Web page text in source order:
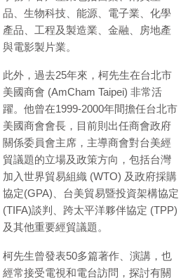
品、生物科技、能源、電子業、化學
產品、工程及製造業、金融、房地產
與電影製片業。
此外，過去25年來，柯先生在台北市
美國商會 (AmCham Taipei) 非常活
躍。他曾在1999-2000年間擔任台北市
美國商會會長，目前則出任商會政府
關係委員會主席，主導商會對台美經
貿議題的立場及政策方向，包括台灣
加入世界貿易組織 (WTO) 及政府採購
協定(GPA)、台美貿易暨投資架構協定
(TIFA)談判、跨太平洋夥伴協定 (TPP)
及其他重要經貿議題。
柯先生曾發表50多篇著作、演講，也
經常接受電視和電台訪問，探討有關